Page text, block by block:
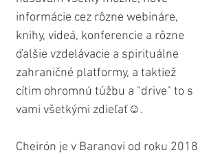
informácie cez rôzne webináre,
knihy, videá, konferencie a rôzne
ďalšie vzdelávacie a spirituálne
zahraničné platformy, a taktiež
cítim ohromnú túžbu a "drive" to s
vami všetkými zdieľať☺️.
Cheirón je v Baranovi od roku 2018